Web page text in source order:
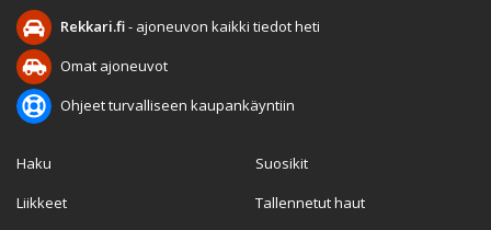
Rekkari.fi- ajoneuvon kaikki tiedot heti
Omat ajoneuvot
Ohjeet turvalliseen kaupankäyntiin
Haku
Liikkeet
Suosikit
Tallennetut haut